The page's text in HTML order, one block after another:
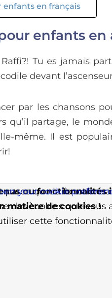
enfants en français
enfants en
Tu es jamais
devant
par les chansons
qu’il partage, le
même. Il est
ou fonctionnalités
matière de cookies !
parce que la
des cookies que vous
cette
your cookie